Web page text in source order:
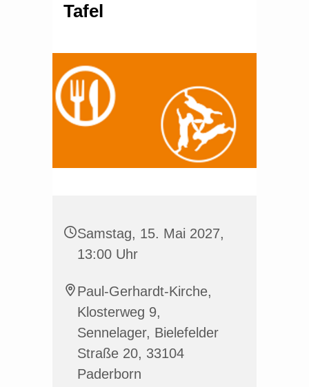
Tafel
Samstag, 15. Mai 2027,
13:00 Uhr
Paul-Gerhardt-Kirche,
Klosterweg 9,
Sennelager, Bielefelder
Straße 20, 33104
Paderborn